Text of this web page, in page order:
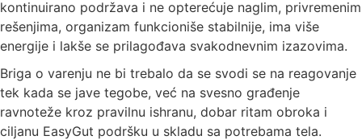
kontinuirano podržava i ne opterećuje naglim, privremenim
rešenjima, organizam funkcioniše stabilnije, ima više
energije i lakše se prilagođava svakodnevnim izazovima.
Briga o varenju ne bi trebalo da se svodi se na reagovanje
tek kada se jave tegobe, već na svesno građenje
ravnoteže kroz pravilnu ishranu, dobar ritam obroka i
ciljanu EasyGut podršku u skladu sa potrebama tela.